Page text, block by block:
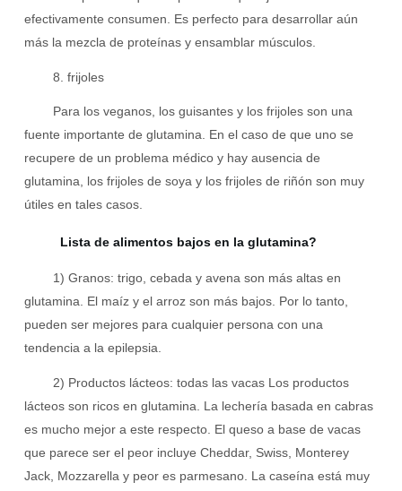
efectivamente consumen. Es perfecto para desarrollar aún
más la mezcla de proteínas y ensamblar músculos.
8. frijoles
Para los veganos, los guisantes y los frijoles son una
fuente importante de glutamina. En el caso de que uno se
recupere de un problema médico y hay ausencia de
glutamina, los frijoles de soya y los frijoles de riñón son muy
útiles en tales casos.
Lista de alimentos bajos en la glutamina?
1) Granos: trigo, cebada y avena son más altas en
glutamina. El maíz y el arroz son más bajos. Por lo tanto,
pueden ser mejores para cualquier persona con una
tendencia a la epilepsia.
2) Productos lácteos: todas las vacas Los productos
lácteos son ricos en glutamina. La lechería basada en cabras
es mucho mejor a este respecto. El queso a base de vacas
que parece ser el peor incluye Cheddar, Swiss, Monterey
Jack, Mozzarella y peor es parmesano. La caseína está muy